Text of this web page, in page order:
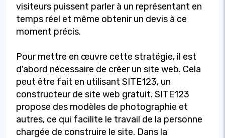
visiteurs puissent parler à un représentant en
temps réel et même obtenir un devis à ce
moment précis.
Pour mettre en œuvre cette stratégie, il est
d'abord nécessaire de créer un site web. Cela
peut être fait en utilisant SITE123, un
constructeur de site web gratuit. SITE123
propose des modèles de photographie et
autres, ce qui facilite le travail de la personne
chargée de construire le site. Dans la